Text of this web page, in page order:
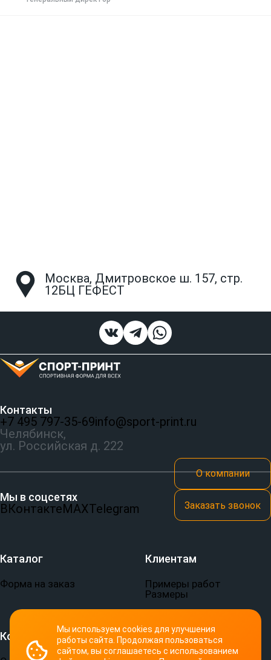
Москва, Дмитровское ш. 157, стр.
12БЦ ГЕФЕСТ
Мы используем cookies для улучшения
работы сайта. Продолжая пользоваться
сайтом, вы соглашаетесь с использованием
Контакты
+7 495 797‑35-69info@sport-print.ru
Челябинск,
ул. Российская д. 222
Мы в соцсетях
ВКонтактеMAXTelegram
О компании
Заказать звонок
Каталог
Форма на заказ
Клиентам
Примеры работ
Размеры
Компания Документы